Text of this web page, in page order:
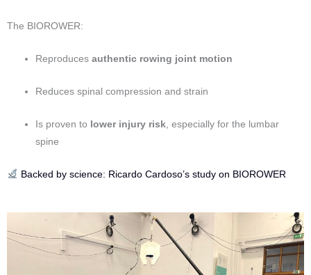
The BIOROWER:
Reproducesauthentic rowing joint motion
Reduces spinal compression and strain
Is proven to lower injury risk , especially for the lumbar
spine
Backed by science: Ricardo Cardoso’s study on BIOROWER